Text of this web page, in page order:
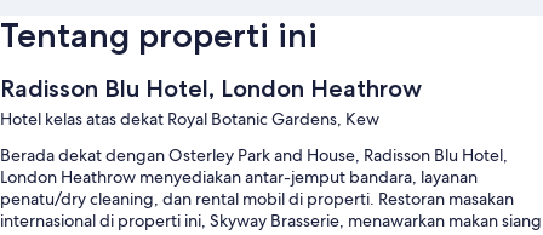
Tentang properti ini
Radisson Blu Hotel, London Heathrow
Hotel kelas atas dekat Royal Botanic Gardens, Kew
Berada dekat dengan Osterley Park and House, Radisson Blu Hotel,
London Heathrow menyediakan antar-jemput bandara, layanan
penatu/dry cleaning, dan rental mobil di properti. Restoran masakan
internasional di properti ini, Skyway Brasserie, menawarkan makan siang